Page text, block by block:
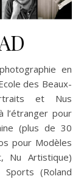
des Beaux-
et Nus
l’étranger pour
(plus de 30
pour Modèles
Nu Artistique)
(Roland